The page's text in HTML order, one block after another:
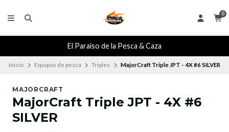
0
El Paraiso de la Pesca & Caza
Inicio Equipos de pesca Triples MajorCraft Triple JPT - 4X #6 SILVER
MAJORCRAFT
MajorCraft Triple JPT - 4X #6
SILVER